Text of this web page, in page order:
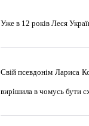
Уже в 12 років Леся
Свій псевдонім Лариса
вирішила в чомусь бути